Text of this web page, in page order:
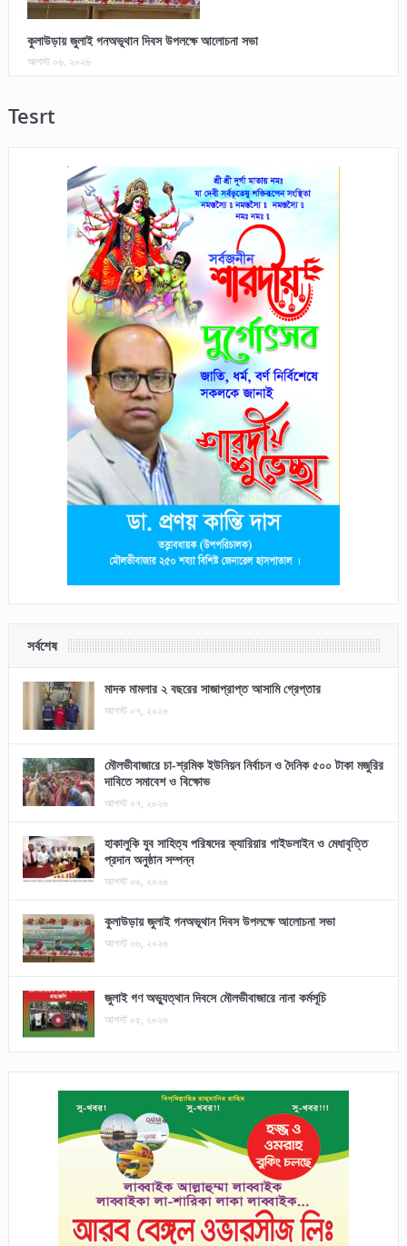
কুলাউড়ায় জুলাই গনঅভূথান দিবস উপলক্ষে আলোচনা সভা
আগস্ট ০৬, ২০২৬
Tesrt
সর্বশেষ
মাদক মামলার ২ বছরের সাজাপ্রাপ্ত আসামি গ্রেপ্তার
আগস্ট ০৭, ২০২৬
মৌলভীবাজারে চা-শ্রমিক ইউনিয়ন নির্বাচন ও দৈনিক ৫০০ টাকা মজুরির
দাবিতে সমাবেশ ও বিক্ষোভ
আগস্ট ০৭, ২০২৬
হাকালুকি যুব সাহিত্য পরিষদের ক্যারিয়ার গাইডলাইন ও মেধাবৃত্তি
প্রদান অনুষ্ঠান সম্পন্ন
আগস্ট ০৬, ২০২৬
কুলাউড়ায় জুলাই গনঅভূথান দিবস উপলক্ষে আলোচনা সভা
আগস্ট ০৬, ২০২৬
জুলাই গণ অভ্যুত্থান দিবসে মৌলভীবাজারে নানা কর্মসূচি
আগস্ট ০৫, ২০২৬